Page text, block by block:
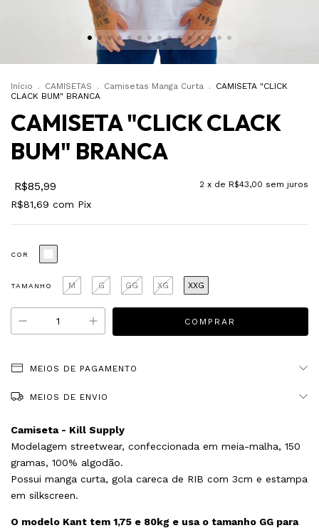
Início . CAMISETAS . Camisetas Manga Curta .
CAMISETA "CLICK
CLACK BUM" BRANCA
CAMISETA "CLICK CLACK
BUM" BRANCA
R$85,99 2 x de R$43,00 sem juros
R$81,69 com Pix
COR
TAMANHO M G GG XG XXG
MEIOS DE PAGAMENTO
MEIOS DE ENVIO
Camiseta - Kill Supply
Modelagem streetwear, confeccionada em meia-malha, 150
gramas, 100% algodão.
Possui manga curta, gola careca de RIB com 3cm e estampa
em silkscreen.
O modelo Kant tem 1,75 e 80kg e usa o tamanho GG para